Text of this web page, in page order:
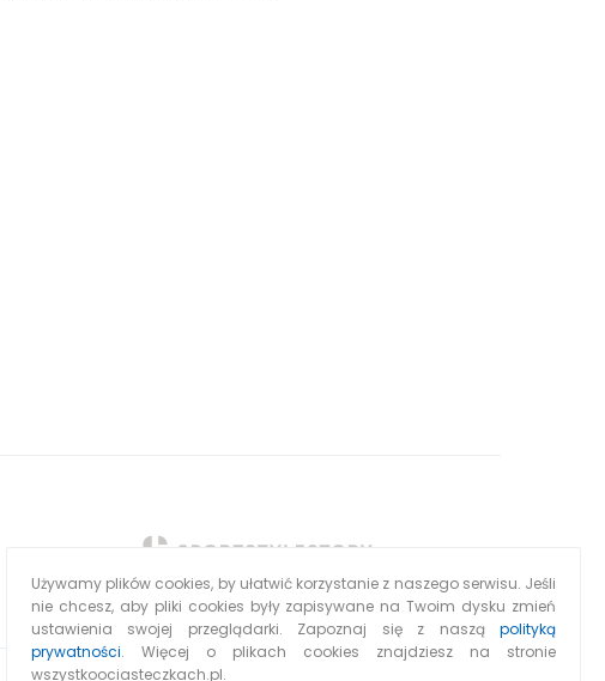
Używamy plików cookies, by ułatwić korzystanie z naszego serwisu. Jeśli
nie chcesz, aby pliki cookies były zapisywane na Twoim dysku zmień
ustawienia swojej przeglądarki. Zapoznaj się z naszą polityką
prywatności. Więcej o plikach cookies znajdziesz na stronie
wszystkoociasteczkach.pl.